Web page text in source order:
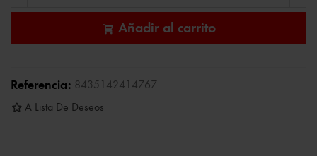
Añadir al carrito
Referencia: 8435142414767
A Lista De Deseos